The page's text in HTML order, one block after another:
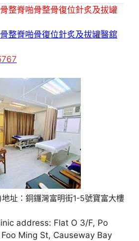
整脊啪骨整骨復位針炙及拔罐
整脊啪骨復位針炙及拔罐醫舘
址：銅鑼灣富明街1-5號寶富大樓
address: Flat O 3/F, Po
Ming St, Causeway Bay